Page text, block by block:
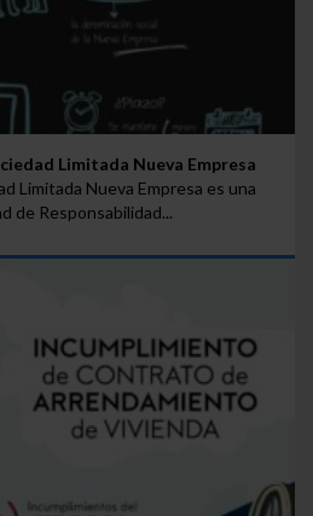
las cookies
Limitada Nueva Empresa
Limitada Nueva Empresa es una
de Responsabilidad...